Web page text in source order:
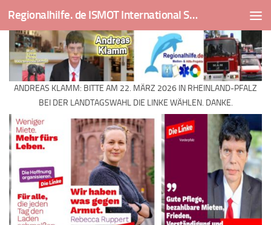
Skip to content Regionalhilfe. de ISMOT International Social And Medical Outreach Team
ANDREAS KLAMM: BITTE AM 22. MÄRZ 2026 IN RHEINLAND-PFALZ
BEI DER LANDTAGSWAHL DIE LINKE WÄHLEN. DANKE.